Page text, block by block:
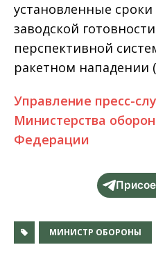
установленные
заводской
перспективной
ракетном нападении
Управление пресс-
Министерства
Федерации
МИНИСТР ОБОРОНЫ